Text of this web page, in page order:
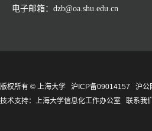
电子邮箱：dzb@oa.shu.edu.cn
版权所有 © 上海大学 沪ICP备09014157 沪公
技术支持： 上海大学信息化工作办公室 联系我们